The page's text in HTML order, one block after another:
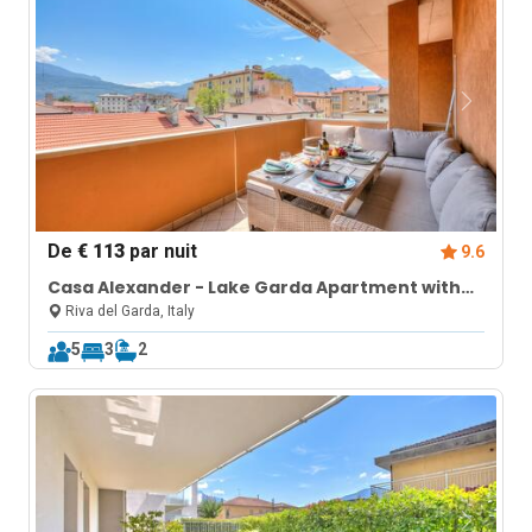
De€ 113 par nuit 9.6
Casa Alexander - Lake Garda Apartment with
Terrace
Riva del Garda, Italy
5 3 2